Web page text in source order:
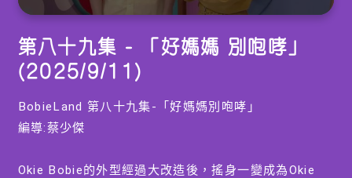
of
0
seconds
第八十九集 - 「好媽媽 別咆哮」
(2025/9/11)
BobieLand 第八十九集-「好媽媽別咆哮」
編導:蔡少傑
Okie Bobie的外型經過大改造後，搖身一變成為Okie